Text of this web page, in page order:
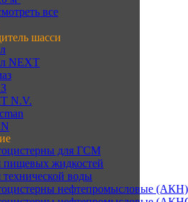
все
шасси
NEXT
N.V.
для ГСМ
пищевых жидкостей
технической воды
нефтепромысловые (АКН)